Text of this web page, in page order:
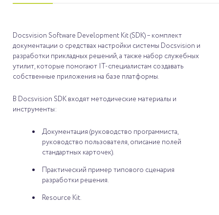
Docsvision Software Development Kit (SDK) – комплект
документации о средствах настройки системы Docsvision и
разработки прикладных решений, а также набор служебных
утилит, которые помогают IT-специалистам создавать
собственные приложения на базе платформы.
В Docsvision SDK входят методические материалы и
инструменты:
Документация (руководство программиста,
руководство пользователя, описание полей
стандартных карточек).
Практический пример типового сценария
разработки решения.
Resource Kit.